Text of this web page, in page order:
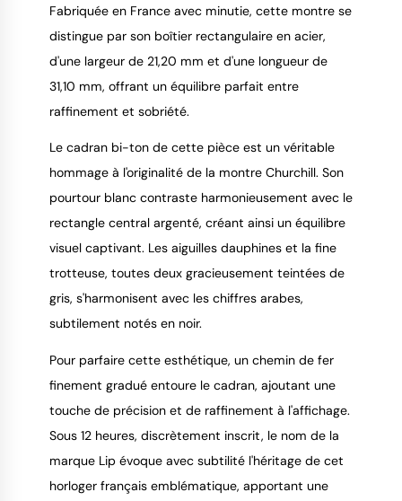
Fabriquée en France avec minutie, cette montre se
distingue par son boîtier rectangulaire en acier,
d'une largeur de 21,20 mm et d'une longueur de
31,10 mm, offrant un équilibre parfait entre
raffinement et sobriété.
Le cadran bi-ton de cette pièce est un véritable
hommage à l'originalité de la montre Churchill. Son
pourtour blanc contraste harmonieusement avec le
rectangle central argenté, créant ainsi un équilibre
visuel captivant. Les aiguilles dauphines et la fine
trotteuse, toutes deux gracieusement teintées de
gris, s'harmonisent avec les chiffres arabes,
subtilement notés en noir.
Pour parfaire cette esthétique, un chemin de fer
finement gradué entoure le cadran, ajoutant une
touche de précision et de raffinement à l'affichage.
Sous 12 heures, discrètement inscrit, le nom de la
marque Lip évoque avec subtilité l'héritage de cet
horloger français emblématique, apportant une